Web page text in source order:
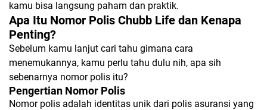
kamu bisa langsung paham dan praktik.
Apa Itu Nomor Polis Chubb Life dan Kenapa
Penting?
Sebelum kamu lanjut cari tahu gimana cara
menemukannya, kamu perlu tahu dulu nih, apa sih
sebenarnya nomor polis itu?
Pengertian Nomor Polis
Nomor polis adalah identitas unik dari polis asuransi yang